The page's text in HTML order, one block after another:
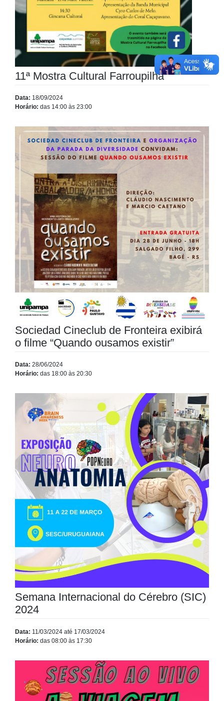
11ª Mostra Cultural Farroupilha
Data: 18/09/2024
Horário: das 14:00 às 23:00
Sociedad Cineclub de Fronteira exibirá
o filme “Quando ousamos existir”
Data: 28/06/2024
Horário: das 18:00 às 20:30
Semana Internacional do Cérebro (SIC)
2024
Data: 11/03/2024 até 17/03/2024
Horário: das 08:00 às 17:30